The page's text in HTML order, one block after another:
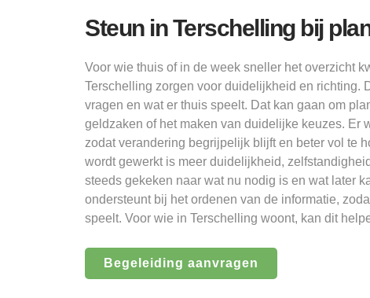
Steun in Terschelling bij
Voor wie thuis of in de week sneller het overzicht
Terschelling zorgen voor duidelijkheid en richting.
vragen en wat er thuis speelt. Dat kan gaan om
geldzaken of het maken van duidelijke keuzes. Er
zodat verandering begrijpelijk blijft en beter vol te
wordt gewerkt is meer duidelijkheid,
steeds gekeken naar wat nu nodig is en wat later
ondersteunt bij het ordenen van de informatie,
speelt. Voor wie in Terschelling woont, kan dit
Begeleiding aanvragen